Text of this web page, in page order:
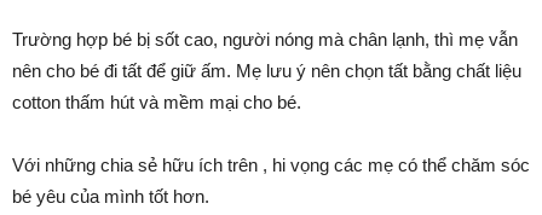
Trường hợp bé bị sốt cao, người nóng mà chân lạnh, thì mẹ vẫn
nên cho bé đi tất để giữ ấm. Mẹ lưu ý nên chọn tất bằng chất liệu
cotton thấm hút và mềm mại cho bé.
Với những chia sẻ hữu ích trên , hi vọng các mẹ có thể chăm sóc
bé yêu của mình tốt hơn.